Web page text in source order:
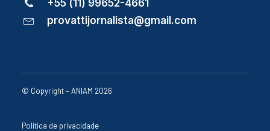
+55 (11) 99652-4661
provattijornalista@gmail.com
© Copyright – ANIAM 2026
Política de privacidade